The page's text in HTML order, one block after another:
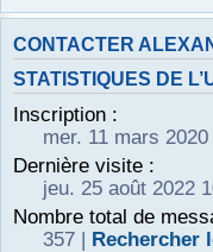
CONTACTER
STATISTIQUES DE
Inscription :
mer. 11 mars 2020
Dernière visite :
jeu. 25 août 2022
Nombre total de
357 | Rechercher